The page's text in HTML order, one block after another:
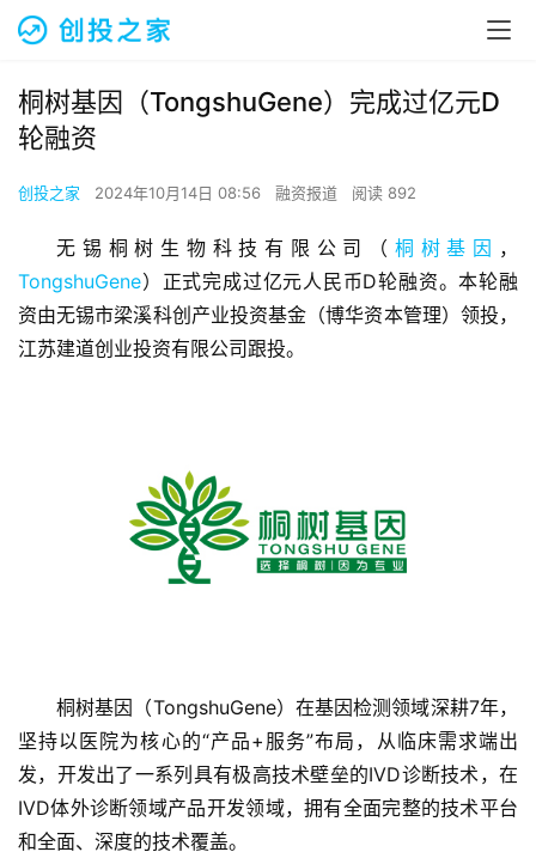
融
资
报
桐树基因（TongshuGene）完成过亿元D
轮融资
创投之家 2024年10月14日 08:56 融资报道 阅读 892
无锡桐树生物科技有限公司（ 桐树基因 ，
TongshuGene）正式完成过亿元人民币D轮融资。本轮融
资由无锡市梁溪科创产业投资基金（博华资本管理）领投，
江苏建道创业投资有限公司跟投。
桐树基因（TongshuGene）在基因检测领域深耕7年，
坚持以医院为核心的“产品+服务”布局，从临床需求端出
发，开发出了一系列具有极高技术壁垒的IVD诊断技术，在
IVD体外诊断领域产品开发领域，拥有全面完整的技术平台
和全面、深度的技术覆盖。